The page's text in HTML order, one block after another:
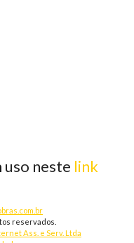
uso neste link
reservados.
Ass. e Serv. Ltda